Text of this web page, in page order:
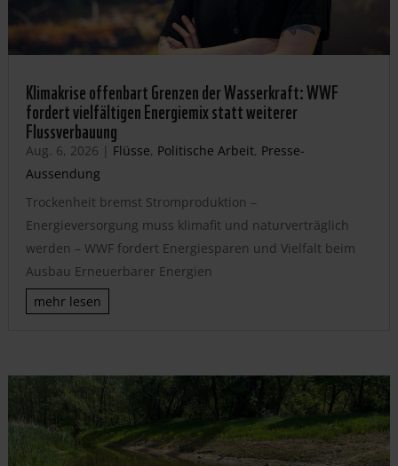
Klimakrise offenbart Grenzen der Wasserkraft: WWF
fordert vielfältigen Energiemix statt weiterer
Flussverbauung
Aug. 6, 2026 | Flüsse, Politische Arbeit, Presse-
Aussendung
Trockenheit bremst Stromproduktion –
Energieversorgung muss klimafit und naturverträglich
werden – WWF fordert Energiesparen und Vielfalt beim
Ausbau Erneuerbarer Energien
mehr lesen